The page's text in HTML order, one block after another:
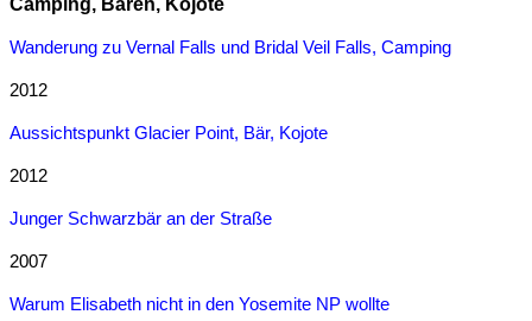
Camping, Bären, Kojote
Wanderung zu Vernal Falls und Bridal Veil Falls, Camping
2012
Aussichtspunkt Glacier Point, Bär, Kojote
2012
Junger Schwarzbär an der Straße
2007
Warum Elisabeth nicht in den Yosemite NP wollte